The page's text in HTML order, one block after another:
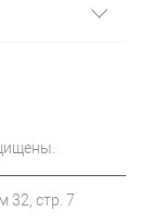
32, стр. 7